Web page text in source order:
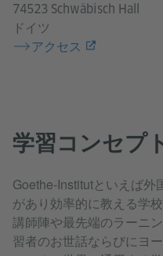
74523 Schwäbisch Hall
ドイツ
アクセス
学習コンセプ
Goethe-Institutといえば外
があり効率的に教える学
講師陣や最先端のラーニ
習者のお世話ならびにヨ